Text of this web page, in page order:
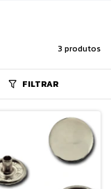
3 produtos
FILTRAR